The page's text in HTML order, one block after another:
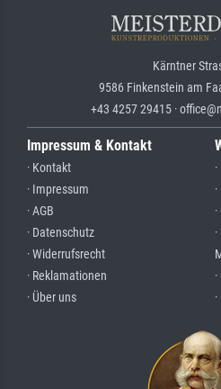
Kärntner
9586 Finkenstein am
+43 4257 29415 ·
Impressum & Kontakt
· Kontakt
· Impressum
· AGB
· Datenschutz
· Widerrufsrecht
· Reklamationen
· Über uns